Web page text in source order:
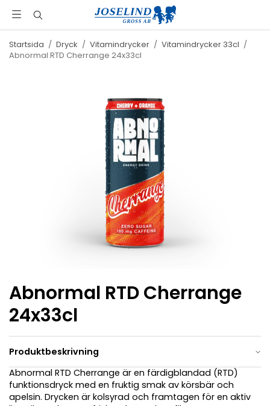
Startsida / Dryck / Vitamindrycker / Vitamindrycker 33cl /
Abnormal RTD Cherrange 24x33cl
Abnormal RTD Cherrange
24x33cl
Produktbeskrivning
Abnormal RTD Cherrange är en färdigblandad (RTD)
funktionsdryck med en fruktig smak av körsbär och
apelsin. Drycken är kolsyrad och framtagen för en aktiv